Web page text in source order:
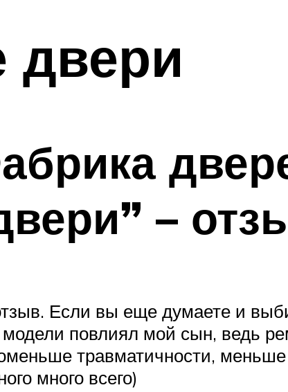
двери
–
Если вы еще думаете и
повлиял мой сын, ведь
травматичности, меньше
много всего)